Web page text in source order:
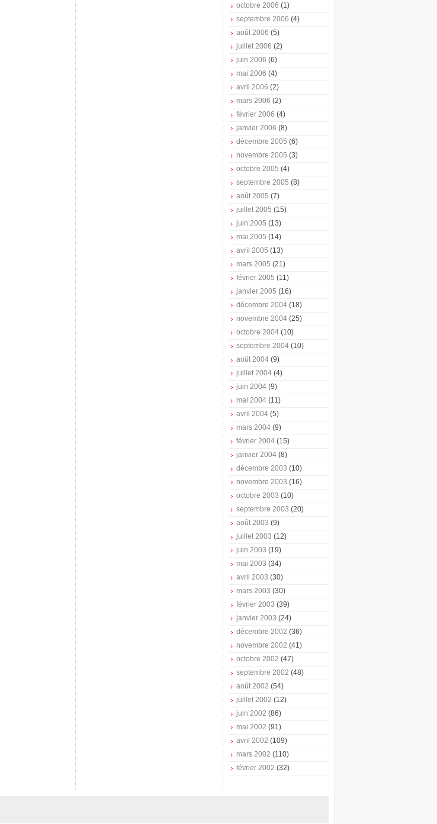
octobre 2006 (1)
septembre 2006 (4)
août 2006 (5)
juillet 2006 (2)
juin 2006 (6)
mai 2006 (4)
avril 2006 (2)
mars 2006 (2)
février 2006 (4)
janvier 2006 (8)
décembre 2005 (6)
novembre 2005 (3)
octobre 2005 (4)
septembre 2005 (8)
août 2005 (7)
juillet 2005 (15)
juin 2005 (13)
mai 2005 (14)
avril 2005 (13)
mars 2005 (21)
février 2005 (11)
janvier 2005 (16)
décembre 2004 (18)
novembre 2004 (25)
octobre 2004 (10)
septembre 2004 (10)
août 2004 (9)
juillet 2004 (4)
juin 2004 (9)
mai 2004 (11)
avril 2004 (5)
mars 2004 (9)
février 2004 (15)
janvier 2004 (8)
décembre 2003 (10)
novembre 2003 (16)
octobre 2003 (10)
septembre 2003 (20)
août 2003 (9)
juillet 2003 (12)
juin 2003 (19)
mai 2003 (34)
avril 2003 (30)
mars 2003 (30)
février 2003 (39)
janvier 2003 (24)
décembre 2002 (36)
novembre 2002 (41)
octobre 2002 (47)
septembre 2002 (48)
août 2002 (54)
juillet 2002 (12)
juin 2002 (86)
mai 2002 (91)
avril 2002 (109)
mars 2002 (110)
février 2002 (32)